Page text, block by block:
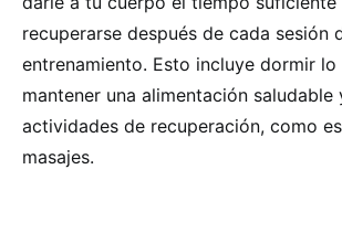
recuperarse después de cada sesión
entrenamiento. Esto incluye dormir lo
mantener una alimentación saludable
actividades de recuperación, como
masajes.